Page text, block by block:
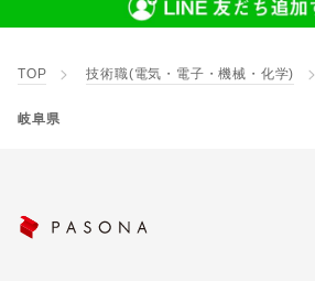
TOP 技術職(電気・電子・機械・化学)
岐阜県